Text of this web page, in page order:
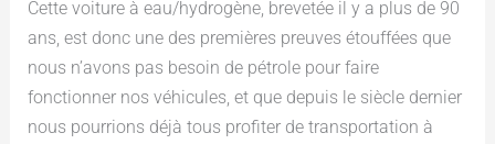
Cette voiture à eau/hydrogène, brevetée il y a plus de 90
ans, est donc une des premières preuves étouffées que
nous n’avons pas besoin de pétrole pour faire
fonctionner nos véhicules, et que depuis le siècle dernier
nous pourrions déjà tous profiter de transportation à